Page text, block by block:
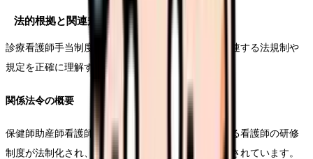
法的根拠と関連規定
診療看護師手当制度を適切に運用するためには、関連する法規制や
規定を正確に理解することが重要です。
関係法令の概要
保健師助産師看護師法の改正により、特定行為に係る看護師の研修
制度が法制化され、これに基づいて手当制度も整備されています。